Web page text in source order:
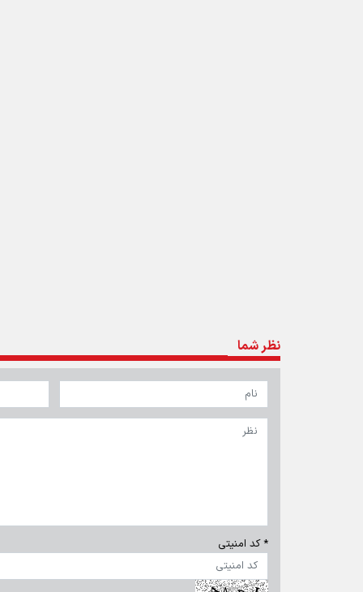
تماس با ما|درباره ما|پیوندها|آرشیو|عضویت در خبرنامه|